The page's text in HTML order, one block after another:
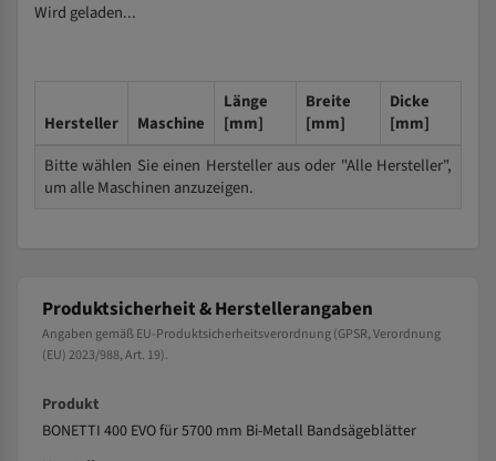
Wird geladen...
Hersteller Maschine
Länge
[mm]
Breite
[mm]
Dicke
[mm]
Bitte wählen Sie einen Hersteller aus oder "Alle Hersteller",
um alle Maschinen anzuzeigen.
Produktsicherheit & Herstellerangaben
Angaben gemäß EU-Produktsicherheitsverordnung (GPSR, Verordnung
(EU) 2023/988, Art. 19).
Produkt
BONETTI 400 EVO für 5700 mm Bi-Metall Bandsägeblätter